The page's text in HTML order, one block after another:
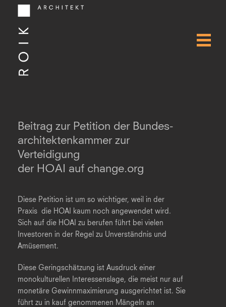
Beitrag zur Petition der Bundes-
architektenkammer zur
Verteidigung
der HOAI auf change.org
Diese Petition ist um so wichtiger, weil in der
Praxis die HOAI kaum noch angewendet wird.
Sich auf die HOAI zu berufen führt bei vielen
Investoren in der Regel zu Unverständnis und
Amüsement.
Diese Geringschätzung ist Ausdruck einer
monokulturellen Interessenslage, die meist nur auf
monetäre Gewinnmaximierung ausgerichtet ist. Sie
führt zu in kauf genommenen Mängeln an